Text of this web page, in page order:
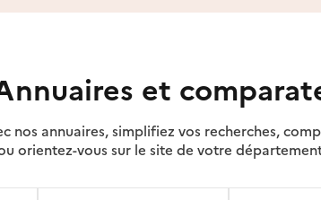
et
nos annuaires, simplifiez vos recherches,
orientez-vous sur le site de votre